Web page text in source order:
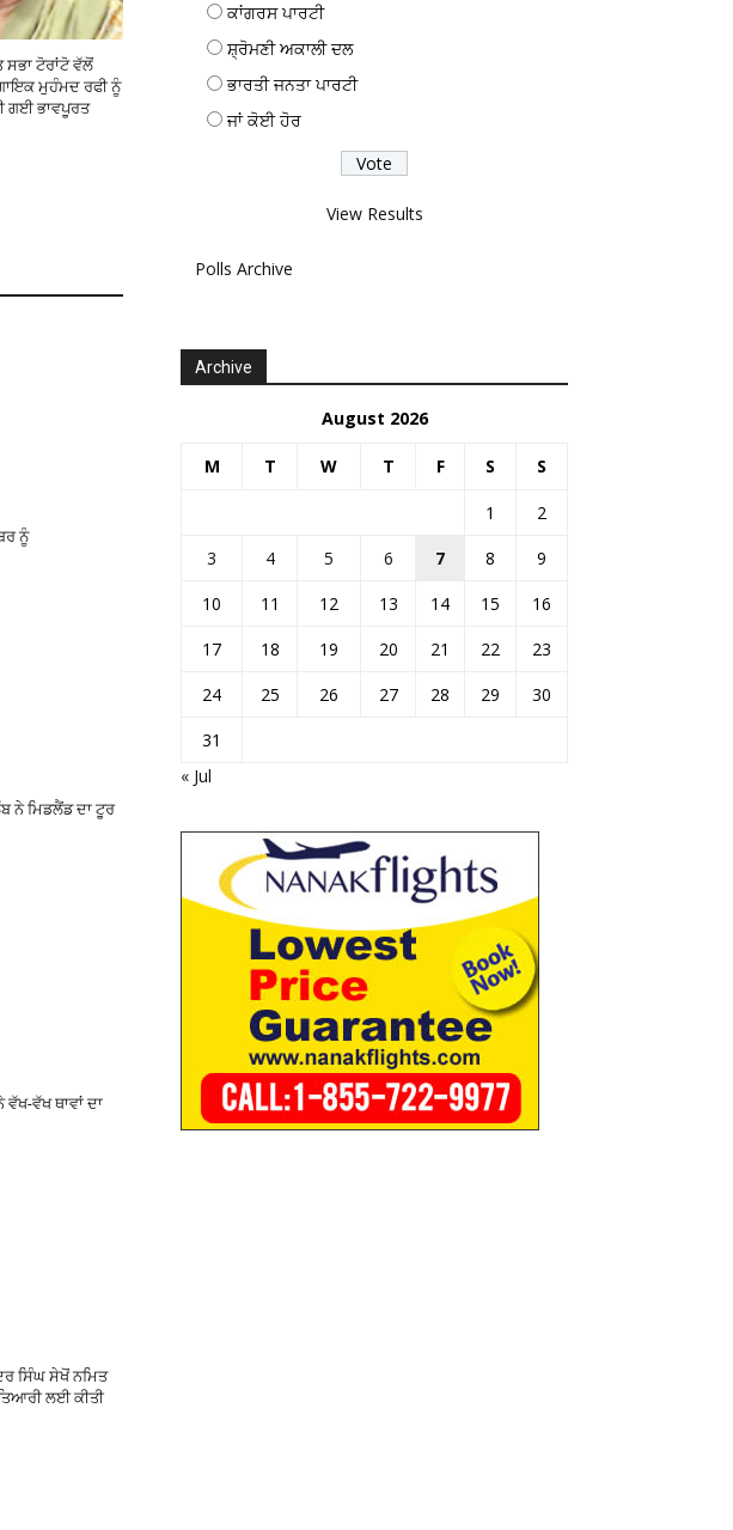
ਸਭਾ ਟੋਰਾਂਟੋ ਵੱਲੋਂ
ਗਾਇਕ ਮੁਹੰਮਦ ਰਫੀ ਨੂੰ
ਗਈ ਭਾਵਪੂਰਤ
ਨੂੰ
ਨੇ ਮਿਡਲੈਂਡ ਦਾ ਟੂਰ
ਵੱਖ ਥਾਵਾਂ ਦਾ
ਸਿੰਘ ਸੇਖੋਂ ਨਮਿਤ
ਲਈ ਕੀਤੀ
ਕਾਂਗਰਸ ਪਾਰਟੀ
ਸ਼੍ਰੋਮਣੀ ਅਕਾਲੀ ਦਲ
ਭਾਰਤੀ ਜਨਤਾ ਪਾਰਟੀ
ਜਾਂ ਕੋਈ ਹੋਰ
View Results
Polls Archive
Archive
August 2026
M T W T F S S
1
2
3
4 5 6 7 8
9
10
11 12 13 14 15
16
17
18 19 20 21 22
23
24
25 26 27 28 29
30
31
« Jul